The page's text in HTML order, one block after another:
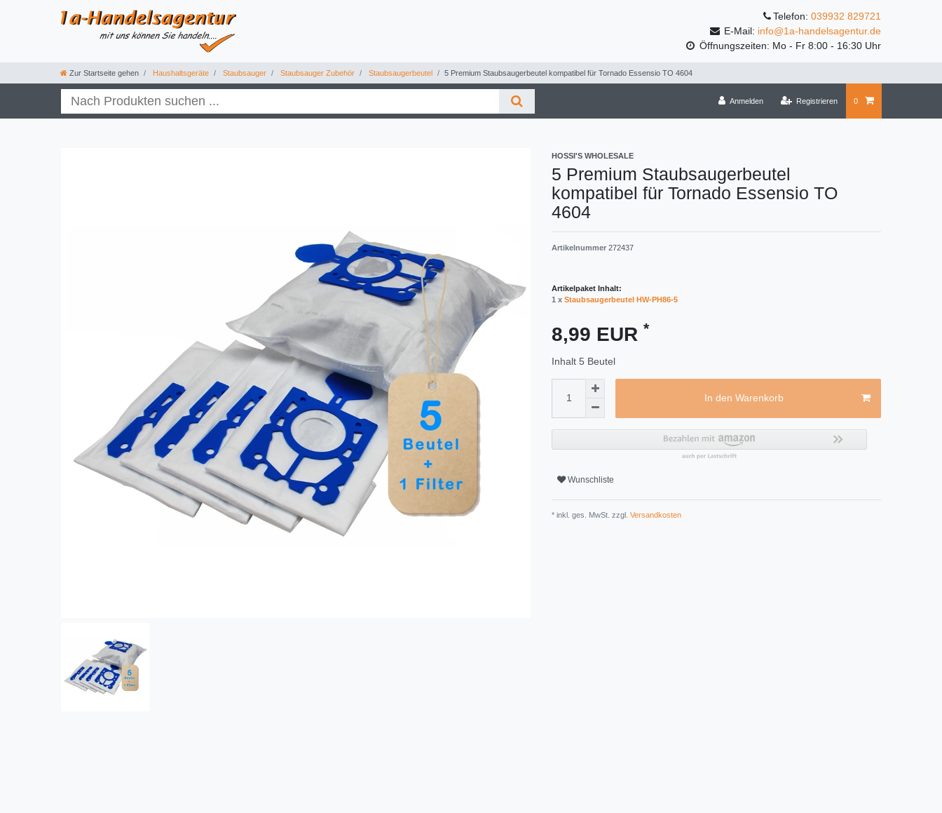
Telefon: 039932 829721
E-Mail: info@1a-handelsagentur.de
Öffnungszeiten: Mo - Fr 8:00 - 16:30 Uhr
Zur Startseite gehen Haushaltsgeräte Staubsauger Staubsauger Zubehör Staubsaugerbeutel 5 Premium Staubsaugerbeutel kompatibel für Tornado Essensio TO 4604
Anmelden Registrieren 0
HOSSI'S WHOLESALE
5 Premium Staubsaugerbeutel
kompatibel für Tornado Essensio TO
4604
Artikelnummer 272437
Artikelpaket Inhalt:
1 x Staubsaugerbeutel HW-PH86-5
8,99 EUR *
Inhalt 5 Beutel
In den Warenkorb
Wunschliste
* inkl. ges. MwSt. zzgl. Versandkosten